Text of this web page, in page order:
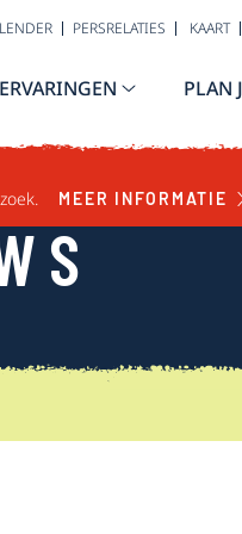
PERSRELATIES KAART
ERVARINGEN PLAN
MEER INFORMATIE